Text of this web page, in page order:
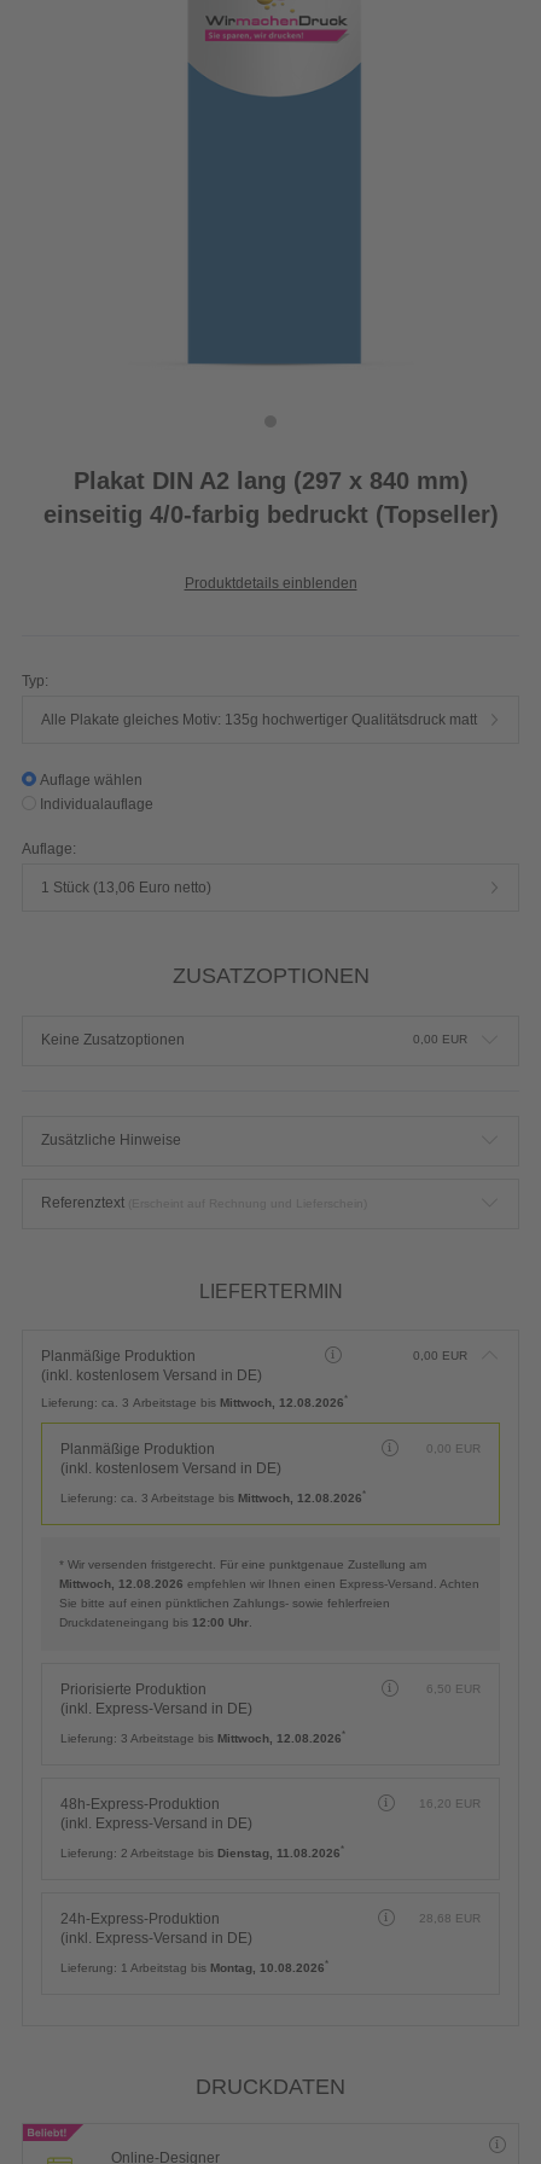
Plakat DIN A2 lang (297 x 840 mm)
einseitig 4/0-farbig bedruckt (Topseller)
Produktdetails einblenden
Typ:
Alle Plakate gleiches Motiv: 135g hochwertiger Qualitätsdruck matt
Auflage wählen
Individualauflage
Auflage:
1 Stück (13,06 Euro netto)
ZUSATZOPTIONEN
Keine Zusatzoptionen 0,00 EUR
Zusätzliche Hinweise
Referenztext
LIEFERTERMIN
Planmäßige Produktion
(inkl. kostenlosem Versand in DE)
0,00 EUR
Lieferung: ca. 3 Arbeitstage bis Mittwoch, 12.08.2026*
Planmäßige Produktion
(inkl. kostenlosem Versand in DE)
0,00 EUR
Lieferung: ca. 3 Arbeitstage bis Mittwoch, 12.08.2026*
* Wir versenden fristgerecht. Für eine punktgenaue Zustellung am
Mittwoch, 12.08.2026 empfehlen wir Ihnen einen Express-Versand. Achten
Sie bitte auf einen pünktlichen Zahlungs- sowie fehlerfreien
Druckdateneingang bis 12:00 Uhr
Priorisierte Produktion
(inkl. Express-Versand in DE)
6,50 EUR
Lieferung: 3 Arbeitstage bis Mittwoch, 12.08.2026*
48h-Express-Produktion
(inkl. Express-Versand in DE)
16,20 EUR
Lieferung: 2 Arbeitstage bis Dienstag, 11.08.2026*
24h-Express-Produktion
(inkl. Express-Versand in DE)
28,68 EUR
Lieferung: 1 Arbeitstag bis Montag, 10.08.2026*
DRUCKDATEN
Online-Designer